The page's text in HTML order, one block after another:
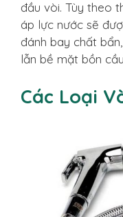
đầu vòi. Tùy theo
áp lực nước sẽ
đánh bay chất
lẫn bề mặt bồn
Các Loại